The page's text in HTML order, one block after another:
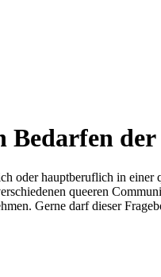
Bedarfen
oder hauptberuflich in
queeren
Gerne darf dieser